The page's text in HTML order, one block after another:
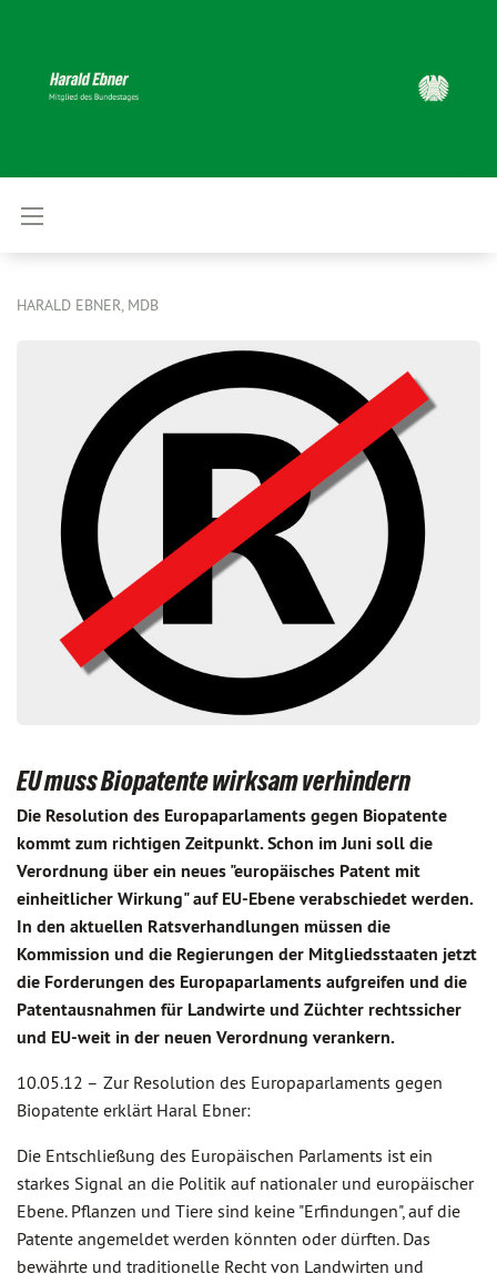
HARALD EBNER, MDB
EU muss Biopatente wirksam verhindern
Die Resolution des Europaparlaments gegen Bio­patente
kommt zum richtigen Zeitpunkt. Schon im Juni soll die
Verordnung über ein neues "europäisches Patent mit
einheitlicher Wirkung" auf EU-Ebene verabschiedet werden.
In den aktuellen Ratsver­hand­lungen müssen die
Kommission und die Regierungen der Mitgliedsstaaten jetzt
die Forderungen des Europa­parlaments aufgreifen und die
Patentausnahmen für Landwirte und Züchter rechtssicher
und EU-weit in der neuen Verordnung verankern.
10.05.12 – Zur Resolution des Europaparlaments gegen
Biopatente erklärt Haral Ebner:
Die Entschließung des Europäischen Parlaments ist ein
starkes Signal an die Politik auf nationaler und europäischer
Ebene. Pflanzen und Tiere sind keine "Erfindungen", auf die
Patente angemeldet werden könnten oder dürften. Das
bewährte und traditionelle Recht von Landwirten und